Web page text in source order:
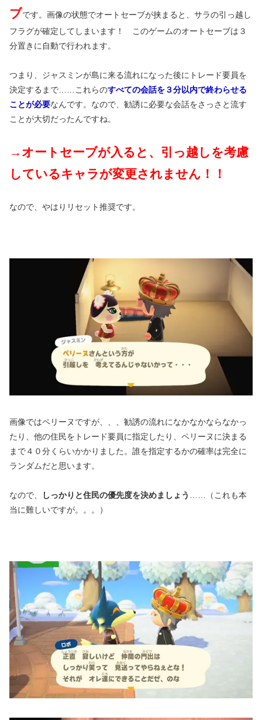
ブです。画像の状態でオートセーブが挟まると、サラの引っ越し
フラグが確定してしまいます！ このゲームのオートセーブは３
分置きに自動で行われます。
つまり、ジャスミンが島に来る流れになった後にトレード要員を
決定するまで……これらのすべての会話を３分以内で終わらせる
ことが必要なんです。なので、勧誘に必要な会話をさっさと流す
ことが大切だったんですね。
→オートセーブが入ると、引っ越しを考慮
しているキャラが変更されません！！
なので、やはりリセット推奨です。
画像ではペリーヌですが、、、勧誘の流れになかなかならなかっ
たり、他の住民をトレード要員に指定したり、ペリーヌに決まる
まで４０分くらいかかりました。誰を指定するかの確率は完全に
ランダムだと思います。
なので、 しっかりと住民の優先度を決めましょう
……（これも本
当に難しいですが。。。）